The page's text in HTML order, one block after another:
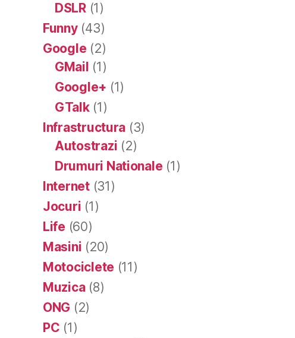
DSLR(1)
Funny(43)
Google (2)
GMail (1)
Google+ (1)
GTalk(1)
Infrastructura (3)
Autostrazi (2)
Drumuri Nationale (1)
Internet(31)
Jocuri (1)
Life (60)
Masini (20)
Motociclete (11)
Muzica(8)
ONG (2)
PC (1)